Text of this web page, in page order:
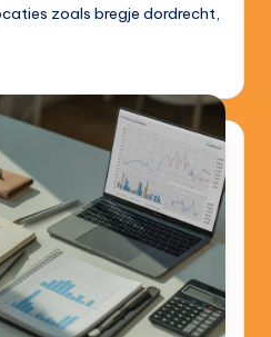
zoals bregje dordrecht,